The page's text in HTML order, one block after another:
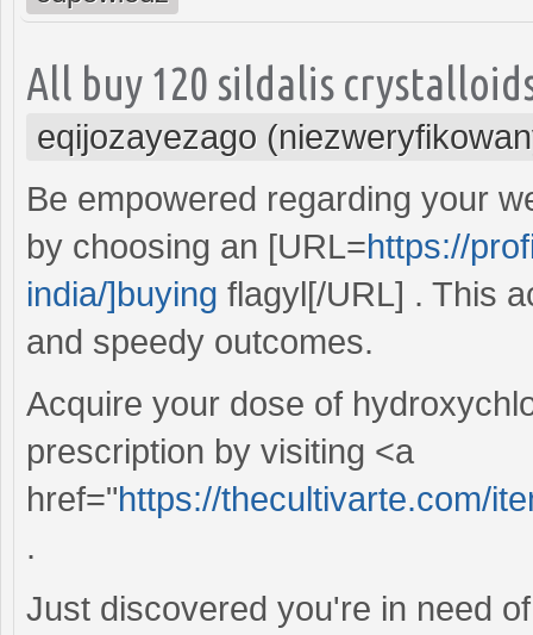
All buy 120 sildalis
eqijozayezago
Be empowered regarding your
by choosing an [URL=https://
india/]buying flagyl[/URL] . This
and speedy outcomes.
Acquire your dose of
prescription by visiting <a
href="https://thecultivarte.com/
.
Just discovered you're in need